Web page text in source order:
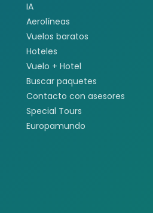
IA
Aerolíneas
Vuelos baratos
Hoteles
Vuelo + Hotel
Buscar paquetes
Contacto con asesores
Special Tours
Europamundo